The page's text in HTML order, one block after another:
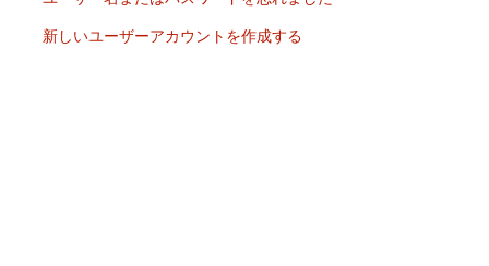
新しいユーザーアカウントを作成する